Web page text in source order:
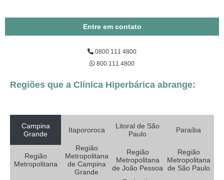
Entre em contato
0800 111 4800
800 111 4800
Regiões que a Clínica Hiperbárica abrange:
Campina
Grande
Itapororoca
Litoral de São
Paulo
Paraíba
Região
Metropolitana
Região
Metropolitana
de Campina
Grande
Região
Metropolitana
de João Pessoa
Região
Metropolitana
de São Paulo